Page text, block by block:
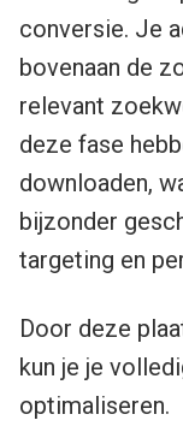
conversie. Je
bovenaan de
relevant
deze fase
downloaden,
bijzonder
targeting en
Door deze
kun je je
optimaliseren.